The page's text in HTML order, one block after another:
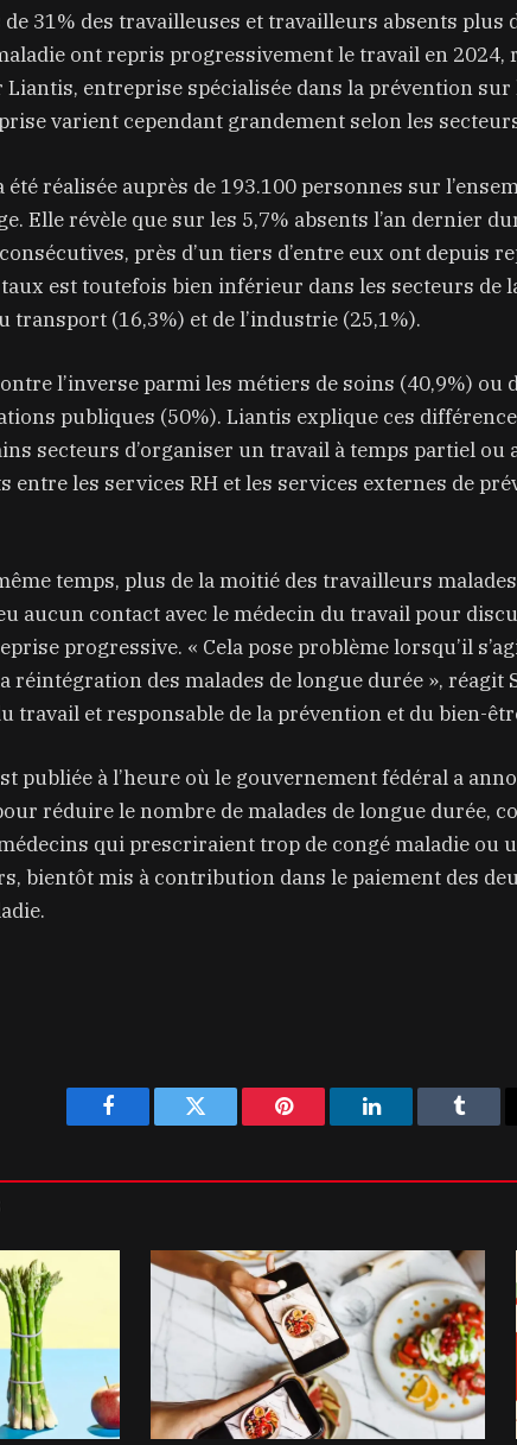
de 31% des travailleuses et travailleurs absents plus
ont repris progressivement le travail en 2024,
Liantis, entreprise spécialisée dans la prévention sur
varient cependant grandement selon les
été réalisée auprès de 193.100 personnes sur
Elle révèle que sur les 5,7% absents l’an dernier
près d’un tiers d’entre eux ont depuis
taux est toutefois bien inférieur dans les secteurs de
transport (16,3%) et de l’industrie (25,1%).
l’inverse parmi les métiers de soins (40,9%) ou
publiques (50%). Liantis explique ces
secteurs d’organiser un travail à temps partiel ou
entre les services RH et les services externes de
temps, plus de la moitié des travailleurs
aucun contact avec le médecin du travail pour
progressive. « Cela pose problème lorsqu’il
réintégration des malades de longue durée », réagit
travail et responsable de la prévention et du bien-
publiée à l’heure où le gouvernement fédéral a
réduire le nombre de malades de longue durée,
qui prescriraient trop de congé maladie ou
bientôt mis à contribution dans le paiement des
Facebook Twitter Pinterest LinkedIn Tumblr